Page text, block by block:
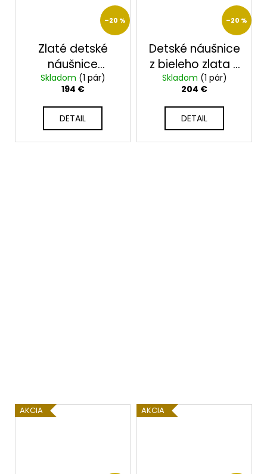
–20 %
Zlaté detské
náušnice
2374/B/X
Skladom (1 pár)
194 €
DETAIL
–20 %
Detské náušnice
z bieleho zlata s
čírymi a
modrými
zirkónmi 2351
Skladom (1 pár)
204 €
DETAIL
AKCIA AKCIA